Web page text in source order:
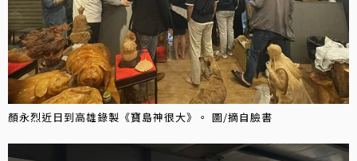
顏永烈近日到高雄錄製《寶島神很大》。 圖/摘自臉書